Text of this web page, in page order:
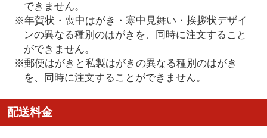
できません。
※年賀状・喪中はがき・寒中見舞い・挨拶状デザイ
ンの異なる種別のはがきを、同時に注文すること
ができません。
※郵便はがきと私製はがきの異なる種別のはがき
を、同時に注文することができません。
配送料金